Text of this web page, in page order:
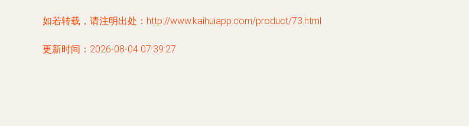
如若转载，请注明出处：http://www.kaihuiapp.com/product/73.html
更新时间：2026-08-04 07:39:27